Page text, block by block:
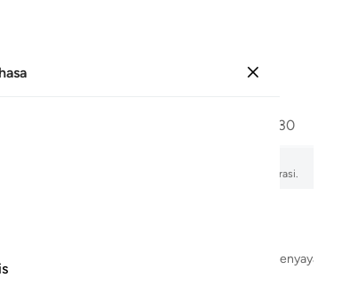
30
pembacaan audio, arti kata demi kata, dan transliterasi.
Nama Allah Yang Maha Pengasih dan Maha Penyayang